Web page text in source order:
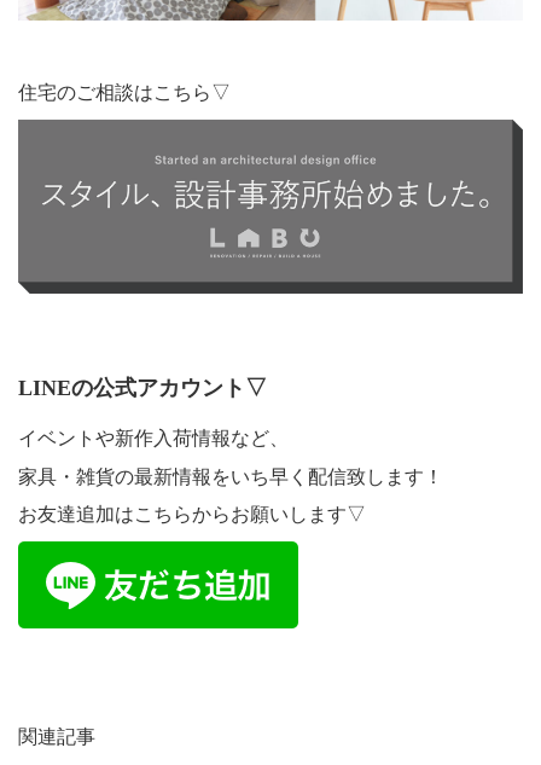
住宅のご相談はこちら▽
LINEの公式アカウント▽
イベントや新作入荷情報など、
家具・雑貨の最新情報をいち早く配信致します！
お友達追加はこちらからお願いします▽
関連記事